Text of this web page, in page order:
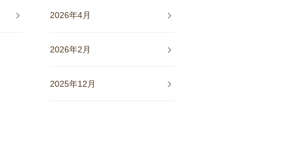
2026年4月
2026年2月
2025年12月